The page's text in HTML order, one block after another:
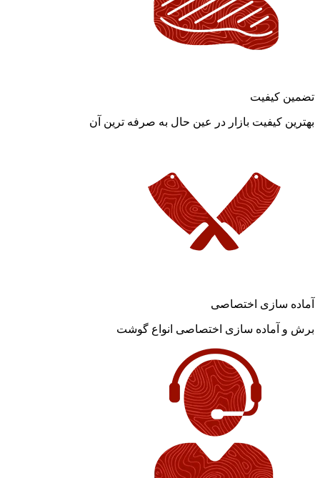
تضمین کیفیت
بهترین کیفیت بازار در عین حال به صرفه ترین آن
آماده سازی اختصاصی
برش و آماده سازی اختصاصی انواع گوشت